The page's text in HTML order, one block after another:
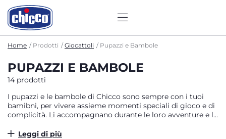
Home Prodotti Giocattoli Pupazzi e Bambole
PUPAZZI E BAMBOLE
14 prodotti
I pupazzi e le bambole di Chicco sono sempre con i tuoi
bamibni, per vivere assieme momenti speciali di gioco e di
complicità. Li accompagnano durante le loro avventure e li
fase della crescita. Guardali mentre si divertono a inventare
Leggi di più